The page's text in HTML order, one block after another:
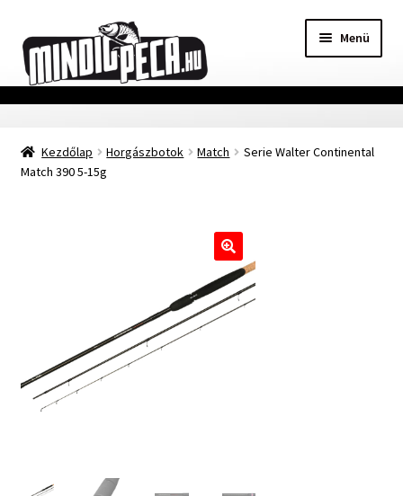
a
navigációhoz
a
tartalomba
Menü
Főoldal
Adatvédelmi nyilatkozat
Mohosz Versenynaptár 2025
Kezdőlap Horgászbotok Match
Serie Walter Continental
Match 390 5-15g
🔍